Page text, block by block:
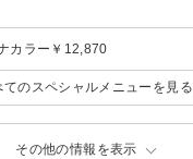
カラー￥12,870
てのスペシャルメニューを見る
その他の情報を表示